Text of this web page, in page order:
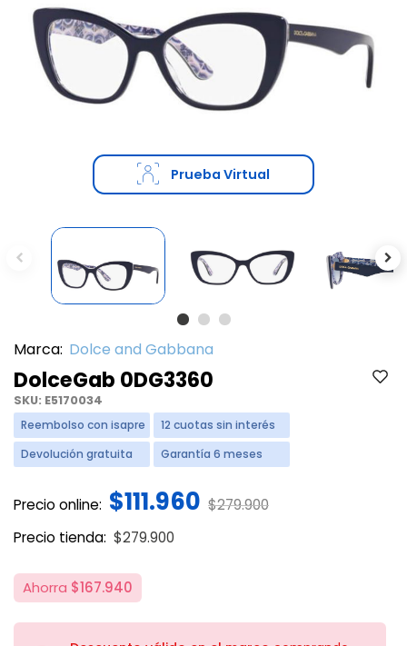
Prueba Virtual
Previous
Marca: Dolce and Gabbana
DolceGab 0DG3360
SKU: E5170034
Reembolso con isapre
12 cuotas sin interés
Devolución gratuita
Garantía 6 meses
Precio online: $111.960 Price reduced from
$279.900to
Precio tienda:
Price reduced from
$279.900
Ahorra $167.940